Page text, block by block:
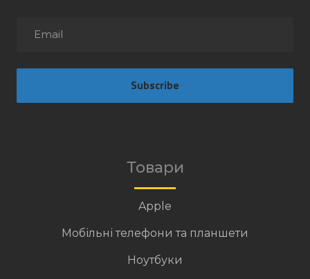
Subscribe
Товари
Apple
Мобільні телефони та планшети
Ноутбуки